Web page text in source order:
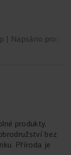
Napsáno pro:
produkty,
bez
Příroda je